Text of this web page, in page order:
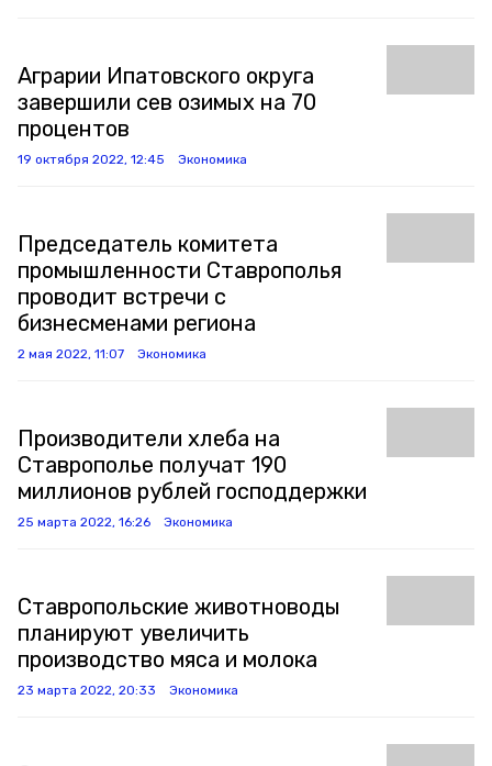
Аграрии Ипатовского округа
завершили сев озимых на 70
процентов
19 октября 2022, 12:45 Экономика
Председатель комитета
промышленности Ставрополья
проводит встречи с
бизнесменами региона
2 мая 2022, 11:07 Экономика
Производители хлеба на
Ставрополье получат 190
миллионов рублей господдержки
25 марта 2022, 16:26 Экономика
Ставропольские животноводы
планируют увеличить
производство мяса и молока
23 марта 2022, 20:33 Экономика